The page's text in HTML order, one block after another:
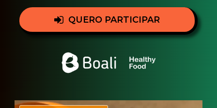
QUERO PARTICIPAR